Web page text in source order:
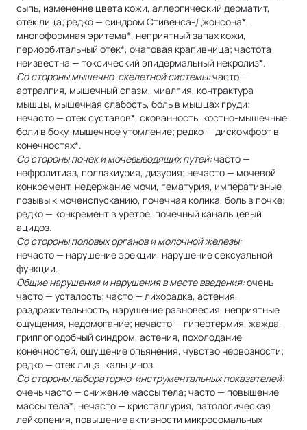
сыпь, изменение цвета кожи, аллергический дерматит,
отек лица; редко — синдром Стивенса-Джонсона*,
многоформная эритема*, неприятный запах кожи,
периорбитальный отек*, очаговая крапивница; частота
неизвестна — токсический эпидермальный некролиз*.
Со стороны мышечно-скелетной системы:часто —
артралгия, мышечный спазм, миалгия, контрактура
мышцы, мышечная слабость, боль в мышцах груди;
нечасто — отек суставов*, скованность, костно-мышечные
боли в боку, мышечное утомление; редко — дискомфорт в
конечностях*.
Со стороны почек и мочевыводящих путей:часто —
нефролитиаз, поллакиурия, дизурия; нечасто — мочевой
конкремент, недержание мочи, гематурия, императивные
позывы к мочеиспусканию, почечная колика, боль в почке;
редко — конкремент в уретре, почечный канальцевый
ацидоз.
Со стороны половых органов и молочной железы:
нечасто — нарушение эрекции, нарушение сексуальной
функции.
Общие нарушения и нарушения в месте введения:очень
часто — усталость; часто — лихорадка, астения,
раздражительность, нарушение равновесия, неприятные
ощущения, недомогание; нечасто — гипертермия, жажда,
гриппоподобный синдром, астения, похолодание
конечностей, ощущение опьянения, чувство нервозности;
редко — отек лица, кальциноз.
Со стороны лабораторно-инструментальных показателей:
очень часто — снижение массы тела; часто — повышение
массы тела*; нечасто — кристаллурия, патологическая
лейкопения, повышение активности микросомальных